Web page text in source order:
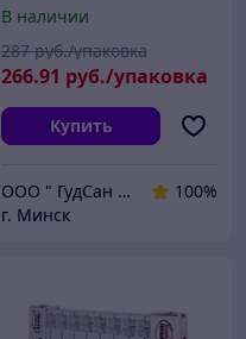
В наличии
266.91 руб./упаковка
287 руб./упаковка
Купить
ООО " ГудСан " сантехника, отопление
100%
г. Минск